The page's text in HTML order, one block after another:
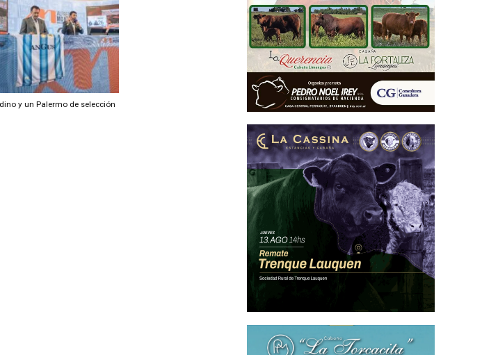
Se firmó carta compromiso con la Educación Agraria